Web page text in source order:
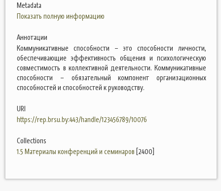
Metadata
Показать полную информацию
Аннотации
Коммуникативные способности – это способности личности,
обеспечивающие эффективность общения и психологическую
совместимость в коллективной деятельности. Коммуникативные
способности – обязательный компонент организационных
способностей и способностей к руководству.
URI
https://rep.brsu.by:443/handle/123456789/10076
Collections
1.5 Материалы конференций и семинаров [2400]